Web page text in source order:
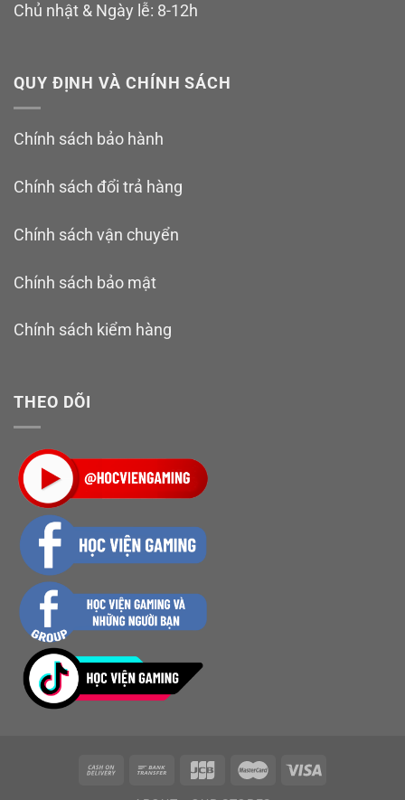
Chủ nhật & Ngày lễ: 8-12h
QUY ĐỊNH VÀ CHÍNH SÁCH
Chính sách bảo hành
Chính sách đổi trả hàng
Chính sách vận chuyển
Chính sách bảo mật
Chính sách kiểm hàng
THEO DÕI